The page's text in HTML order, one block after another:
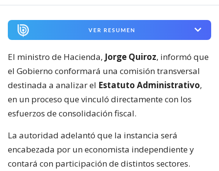
VER RESUMEN
El ministro de Hacienda, Jorge Quiroz, informó que
el Gobierno conformará una comisión transversal
destinada a analizar el Estatuto Administrativo,
en un proceso que vinculó directamente con los
esfuerzos de consolidación fiscal.
La autoridad adelantó que la instancia será
encabezada por un economista independiente y
contará con participación de distintos sectores.